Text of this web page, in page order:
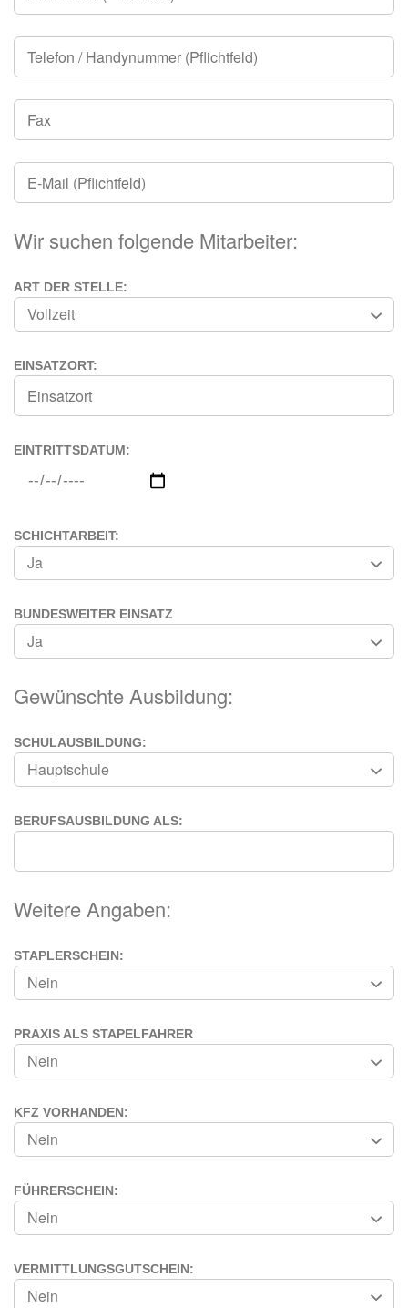
Wir suchen folgende Mitarbeiter:
ART DER STELLE:
EINSATZORT:
EINTRITTSDATUM:
SCHICHTARBEIT:
BUNDESWEITER EINSATZ
Gewünschte Ausbildung:
SCHULAUSBILDUNG:
BERUFSAUSBILDUNG ALS:
Weitere Angaben:
STAPLERSCHEIN:
PRAXIS ALS STAPELFAHRER
KFZ VORHANDEN:
FÜHRERSCHEIN:
VERMITTLUNGSGUTSCHEIN: